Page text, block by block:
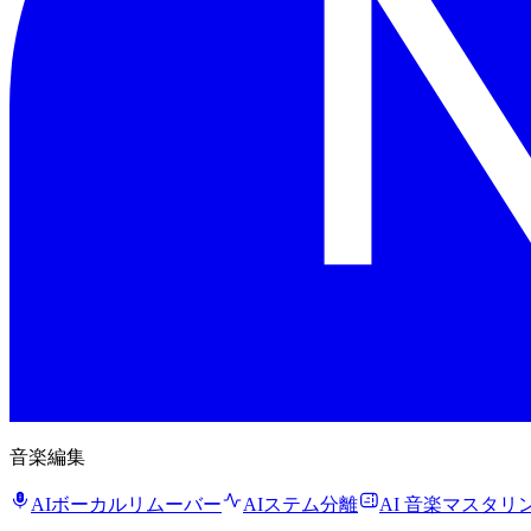
音楽編集
AIボーカルリムーバー AIステム分離 AI 音楽マスタリ